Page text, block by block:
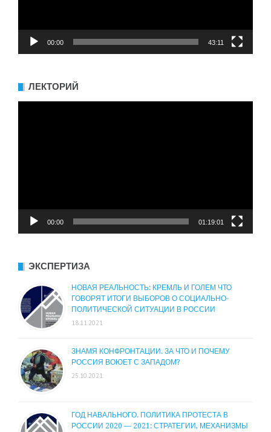
00:00 43:11
ЛЕКТОРИЙ
00:00 01:19:01
ЭКСПЕРТИЗА
НОВАЯ РЕАЛЬНОСТЬ: КРЕМЛЬ И ГОЛЕМ ЧТО
ГОВОРЯТ ИТОГИ ВЫБОРОВ О СОЦИАЛЬНО-
ПОЛИТИЧЕСКОЙ СИТУАЦИИ В РОССИИ
18.11.2021
ЗНАМЯ КОНФРОНТАЦИИ. ЗА ЧТО И ПОЧЕМУ
РОССИЯ ВОЮЕТ С ЗАПАДОМ?
25.10.2021
ГОД НАВАЛЬНОГО. ПОЛИТИКА ПРОТЕСТА В
РОССИИ 2020 — 2021: СТРАТЕГИИ, МЕХАНИЗМЫ